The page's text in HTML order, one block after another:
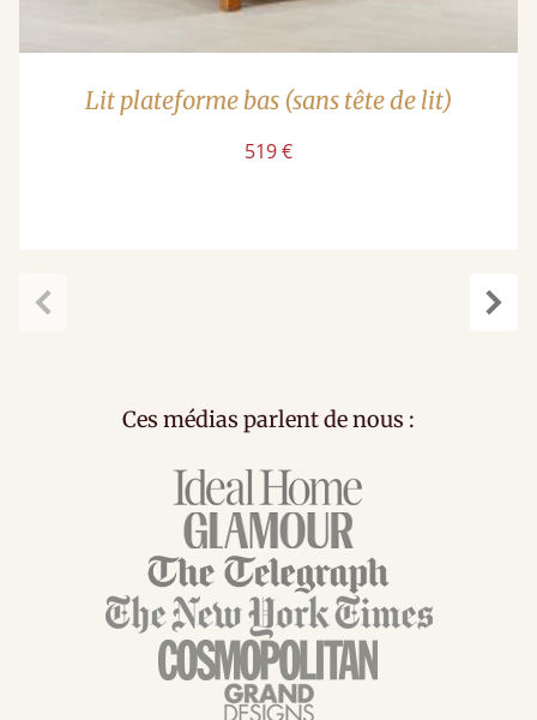
Lit plateforme bas (sans tête de lit)
519 €
Ces médias parlent de nous :